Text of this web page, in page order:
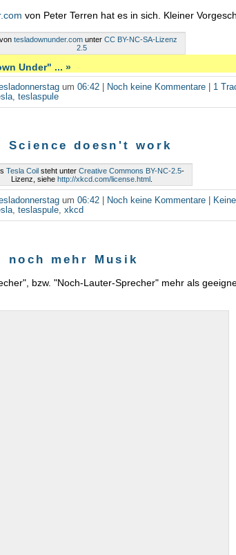
von Peter Terren hat es in sich. Kleiner
tesladownunder.com unter CC BY-NC-SA-Lizenz
2.5
Under" ... »
um06:42 Noch keine Kommentare
1
,teslaspule
Science doesn't work
Tesla Coil steht unter Creative Commons BY-NC-2.5-
Lizenz, siehe http://xkcd.com/license.html
um06:42 Noch keine Kommentare
,teslaspule,xkcd
noch mehr Musik
bzw. "Noch-Lauter-Sprecher" mehr als